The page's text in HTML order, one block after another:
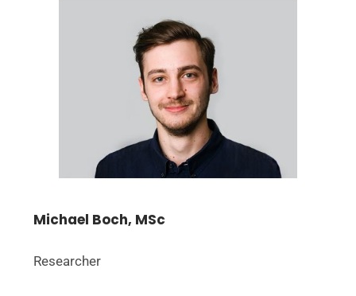
Michael Boch, MSc
Researcher